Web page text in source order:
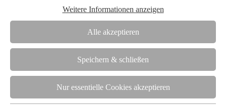
Weitere Informationen anzeigen
Alle akzeptieren
Speichern & schließen
Nur essentielle Cookies akzeptieren
Wir unterstützen die Interessen der Holzbranche in enger
Zusammenarbeit mit Wissenschaft und Wirtschaft.
Die Holzforschung Austria ist akkreditierte Prüf-, Inspektions- und
Team
Unsere gesamte Kompetenz ist in unseren Mitarbeiter:innen
gebündelt